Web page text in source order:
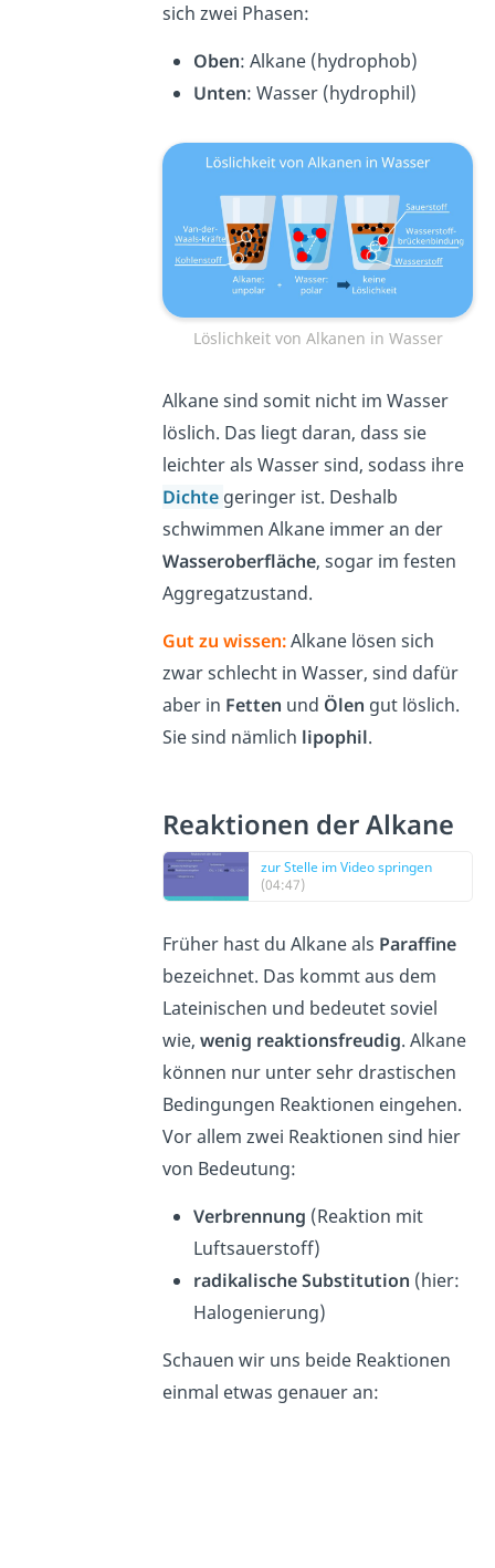
sich zwei Phasen:
Oben: Alkane (hydrophob)
Unten: Wasser (hydrophil)
Löslichkeit von Alkanen in Wasser
Alkane sind somit nicht im Wasser
löslich. Das liegt daran, dass sie
leichter als Wasser sind, sodass ihre
Dichte geringer ist. Deshalb
schwimmen Alkane immer an der
Wasseroberfläche, sogar im festen
Aggregatzustand.
Gut zu wissen:Alkane lösen sich
zwar schlecht in Wasser, sind dafür
aber in Fetten und Ölen gut löslich.
Sie sind nämlich lipophil.
Reaktionen der Alkane
zur Stelle im Video springen
(04:47)
Früher hast du Alkane als Paraffine
bezeichnet. Das kommt aus dem
Lateinischen und bedeutet soviel
wie,wenig reaktionsfreudig. Alkane
können nur unter sehr drastischen
Bedingungen Reaktionen eingehen.
Vor allem zwei Reaktionen sind hier
von Bedeutung:
Verbrennung (Reaktion mit
Luftsauerstoff)
radikalische Substitution (hier:
Halogenierung)
Schauen wir uns beide Reaktionen
einmal etwas genauer an: